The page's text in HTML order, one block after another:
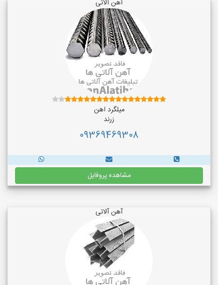
آهن آلاتی
میلگرد اهن
زرند
09369469308
مشاهده پروفایل
آهن آلاتی